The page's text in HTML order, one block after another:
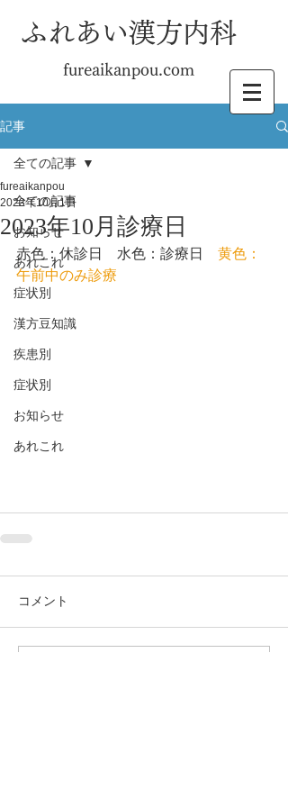
ふれあい漢方内科
fureaikanpou.com
記事
全ての記事
お知らせ
あれこれ
症状別
漢方豆知識
疾患別
症状別
お知らせ
あれこれ
全ての記事
2023年10月診療日
fureaikanpou
2023年10月1日
赤色：休診日 水色：診療日
黄色：
午前中のみ診療
コメント